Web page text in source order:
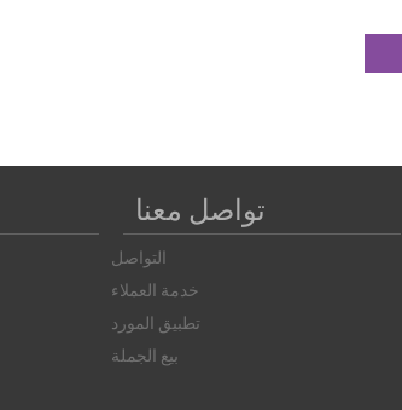
تواصل معنا
التواصل
خدمة العملاء
تطبيق المورد
بيع الجملة